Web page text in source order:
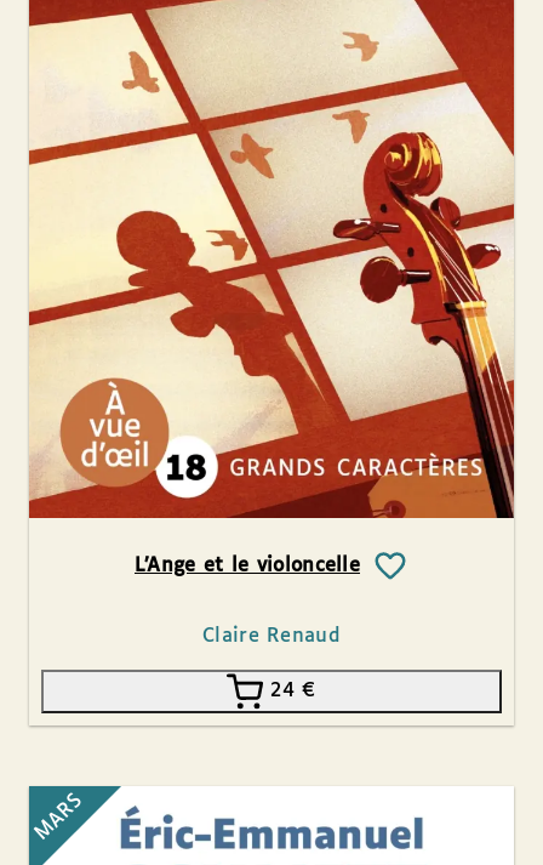
L’Ange et le violoncelle
Claire Renaud
24€
MARS